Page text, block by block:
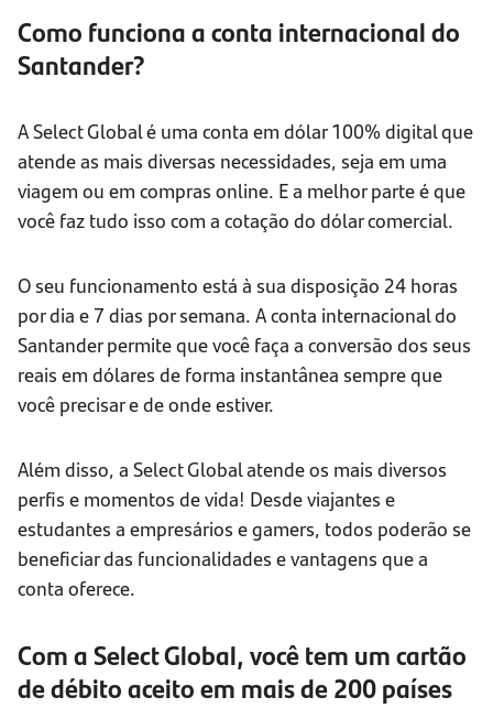
Como funciona a conta internacional do
Santander?
A Select Global é uma conta em dólar 100% digital que
atende as mais diversas necessidades, seja em uma
viagem ou em compras online. E a melhor parte é que
você faz tudo isso com a cotação do dólar comercial.
O seu funcionamento está à sua disposição 24 horas
por dia e 7 dias por semana. A conta internacional do
Santander permite que você faça a conversão dos seus
reais em dólares de forma instantânea sempre que
você precisar e de onde estiver.
Além disso, a Select Global atende os mais diversos
perfis e momentos de vida! Desde viajantes e
estudantes a empresários e gamers, todos poderão se
beneficiar das funcionalidades e vantagens que a
conta oferece.
Com a Select Global, você tem um cartão
de débitoaceito em mais de 200 países